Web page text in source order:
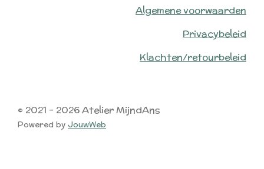
Algemene voorwaarden
Privacybeleid
Klachten/retourbeleid
© 2021 - 2026 Atelier MijndAns
Powered by JouwWeb